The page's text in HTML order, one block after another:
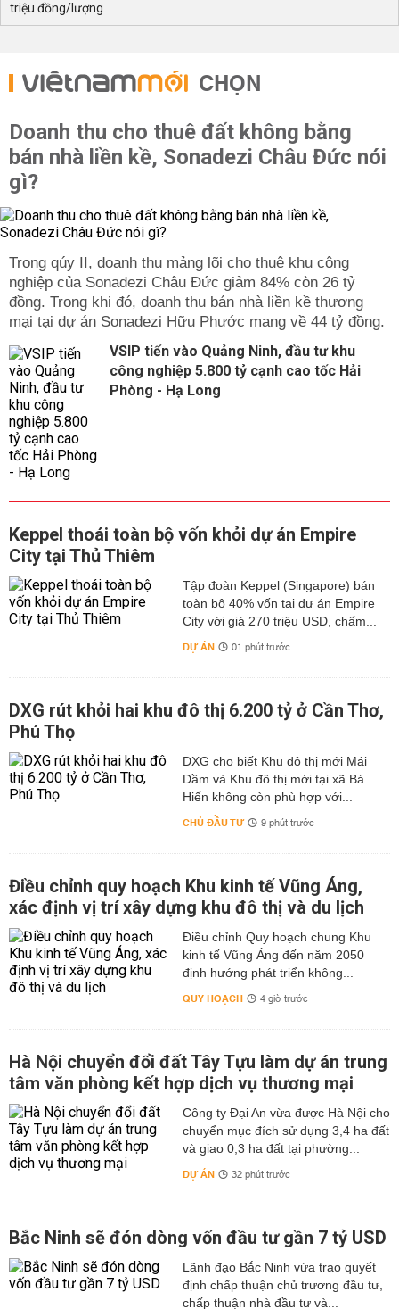
triệu đồng/lượng
CHỌN
Doanh thu cho thuê đất không bằng
bán nhà liền kề, Sonadezi Châu Đức nói
gì?
Trong qúy II, doanh thu mảng lõi cho thuê khu công
nghiệp của Sonadezi Châu Đức giảm 84% còn 26 tỷ
đồng. Trong khi đó, doanh thu bán nhà liền kề thương
mại tại dự án Sonadezi Hữu Phước mang về 44 tỷ đồng.
VSIP tiến vào Quảng Ninh, đầu tư khu
công nghiệp 5.800 tỷ cạnh cao tốc Hải
Phòng - Hạ Long
Keppel thoái toàn bộ vốn khỏi dự án Empire
City tại Thủ Thiêm
Tập đoàn Keppel (Singapore) bán
toàn bộ 40% vốn tại dự án Empire
City với giá 270 triệu USD, chấm...
DỰ ÁN 01 phút trước
DXG rút khỏi hai khu đô thị 6.200 tỷ ở Cần Thơ,
Phú Thọ
DXG cho biết Khu đô thị mới Mái
Dầm và Khu đô thị mới tại xã Bá
Hiến không còn phù hợp với...
CHỦ ĐẦU TƯ 9 phút trước
Điều chỉnh quy hoạch Khu kinh tế Vũng Áng,
xác định vị trí xây dựng khu đô thị và du lịch
Điều chỉnh Quy hoạch chung Khu
kinh tế Vũng Áng đến năm 2050
định hướng phát triển không...
QUY HOẠCH 4 giờ trước
Hà Nội chuyển đổi đất Tây Tựu làm dự án trung
tâm văn phòng kết hợp dịch vụ thương mại
Công ty Đại An vừa được Hà Nội cho
chuyển mục đích sử dụng 3,4 ha đất
và giao 0,3 ha đất tại phường...
DỰ ÁN 32 phút trước
Bắc Ninh sẽ đón dòng vốn đầu tư gần 7 tỷ USD
Lãnh đạo Bắc Ninh vừa trao quyết
định chấp thuận chủ trương đầu tư,
chấp thuận nhà đầu tư và...